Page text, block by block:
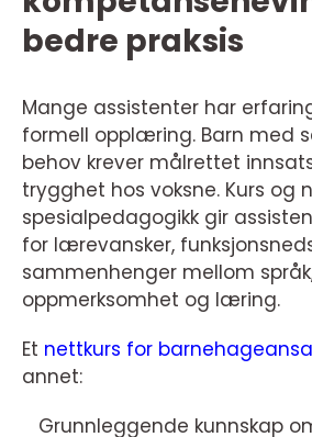
bedre praksis
Mange assistenter har
formell opplæring. Barn med
behov krever målrettet
trygghet hos voksne. Kurs og
spesialpedagogikk gir
for lærevansker,
sammenhenger mellom
oppmerksomhet og læring.
Et nettkurs for
annet:
Grunnleggende kunnskap